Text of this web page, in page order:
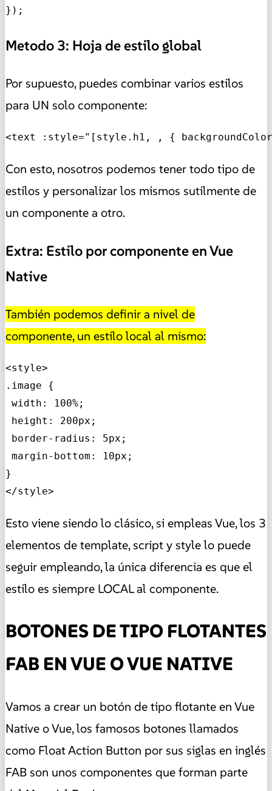
});
Metodo 3: Hoja de estilo global
Por supuesto, puedes combinar varios estilos
para UN solo componente:
<text :style="[style.h1, , {
Con esto, nosotros podemos tener todo tipo de
estilos y personalizar los mismos sutilmente de
un componente a otro.
Extra: Estilo por componente en Vue
Native
También podemos definir a nivel de
componente, un estilo local al mismo:
<style>
.image {
width: 100%;
height: 200px;
border-radius: 5px;
margin-bottom: 10px;
}
</style>
Esto viene siendo lo clásico, si empleas Vue, los 3
elementos de template, script y style lo puede
seguir empleando, la única diferencia es que el
estilo es siempre LOCAL al componente.
BOTONES DE TIPO FLOTANTES
FAB EN VUE O VUE NATIVE
Vamos a crear un botón de tipo flotante en Vue
Native o Vue, los famosos botones llamados
como Float Action Button por sus siglas en inglés
FAB son unos componentes que forman parte